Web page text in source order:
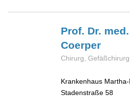
Prof. Dr.
Coerper
Chirurg,
Krankenhaus
Stadenstraße 58